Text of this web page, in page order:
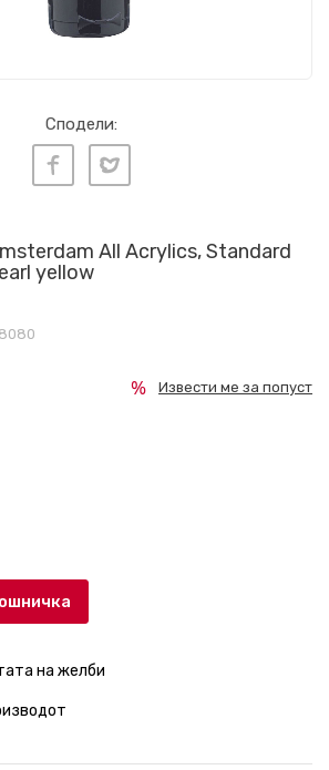
Сподели:
All Acrylics, Standard
yellow
Извести ме за попуст
на желби